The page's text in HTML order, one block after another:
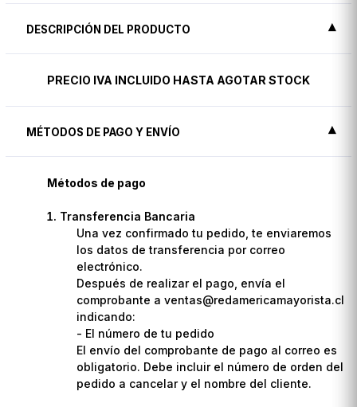
DESCRIPCIÓN DEL PRODUCTO
PRECIO IVA INCLUIDO HASTA AGOTAR STOCK
MÉTODOS DE PAGO Y ENVÍO
Métodos de pago
Transferencia Bancaria
Una vez confirmado tu pedido, te enviaremos
los datos de transferencia por correo
electrónico.
Después de realizar el pago, envía el
comprobante a ventas@redamericamayorista.cl
indicando:
- El número de tu pedido
El envío del comprobante de pago al correo es
obligatorio. Debe incluir el número de orden del
pedido a cancelar y el nombre del cliente.